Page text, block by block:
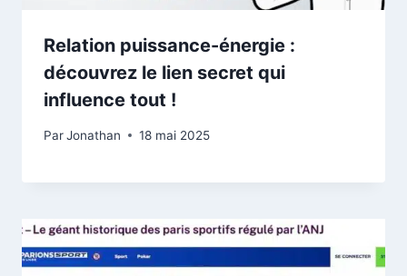
Relation puissance-énergie :
découvrez le lien secret qui
influence tout !
ParJonathan 18 mai 2025